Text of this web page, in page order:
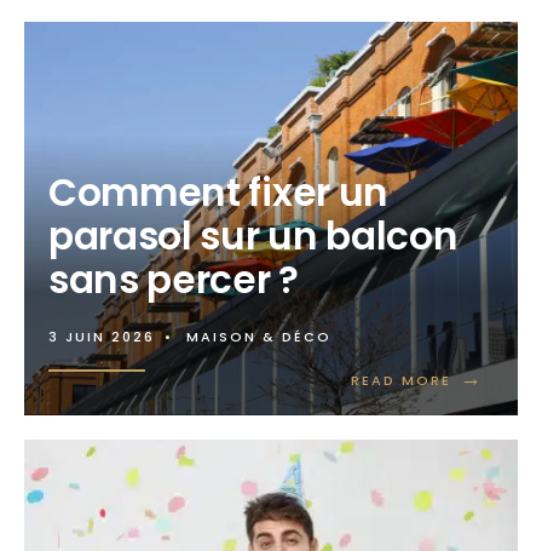
Comment fixer un
parasol sur un balcon
sans percer ?
3 JUIN 2026 • MAISON & DÉCO
READ MORE →